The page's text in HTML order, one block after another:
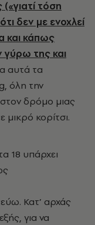
τόση
δεν με ενοχλεί
και κάπως
γύρω της και
αυτά τα
όλη την
δρόμο μιας
μικρό κορίτσι.
18 υπάρχει
Κατ’ αρχάς
για να